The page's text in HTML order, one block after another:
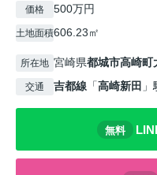
価格 500万円
土地面積606.23㎡
所在地 宮崎県都城市高崎町
交通 吉都線 「高崎新田
無料